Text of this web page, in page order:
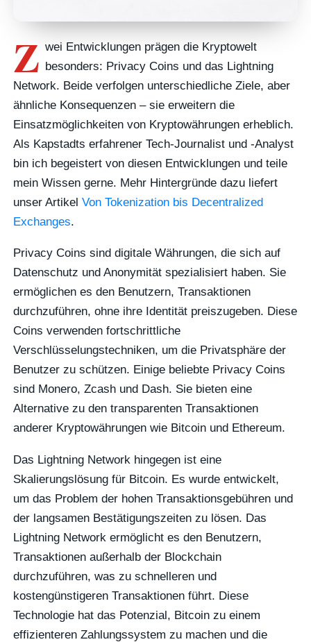
Z wei Entwicklungen prägen die Kryptowelt
besonders: Privacy Coins und das Lightning
Network. Beide verfolgen unterschiedliche Ziele, aber
ähnliche Konsequenzen – sie erweitern die
Einsatzmöglichkeiten von Kryptowährungen erheblich.
Als Kapstadts erfahrener Tech-Journalist und -Analyst
bin ich begeistert von diesen Entwicklungen und teile
mein Wissen gerne. Mehr Hintergründe dazu liefert
unser ArtikelVon Tokenization bis Decentralized
Exchanges.
Privacy Coins sind digitale Währungen, die sich auf
Datenschutz und Anonymität spezialisiert haben. Sie
ermöglichen es den Benutzern, Transaktionen
durchzuführen, ohne ihre Identität preiszugeben. Diese
Coins verwenden fortschrittliche
Verschlüsselungstechniken, um die Privatsphäre der
Benutzer zu schützen. Einige beliebte Privacy Coins
sind Monero, Zcash und Dash. Sie bieten eine
Alternative zu den transparenten Transaktionen
anderer Kryptowährungen wie Bitcoin und Ethereum.
Das Lightning Network hingegen ist eine
Skalierungslösung für Bitcoin. Es wurde entwickelt,
um das Problem der hohen Transaktionsgebühren und
der langsamen Bestätigungszeiten zu lösen. Das
Lightning Network ermöglicht es den Benutzern,
Transaktionen außerhalb der Blockchain
durchzuführen, was zu schnelleren und
kostengünstigeren Transaktionen führt. Diese
Technologie hat das Potenzial, Bitcoin zu einem
effizienteren Zahlungssystem zu machen und die